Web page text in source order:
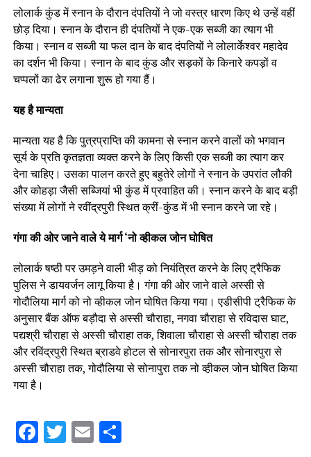
लोलार्क कुंड में स्नान के दौरान दंपतियों ने जो वस्त्र धारण किए थे उन्हें वहीं
छोड़ दिया। स्नान के दौरान ही दंपतियों ने एक-एक सब्जी का त्याग भी
किया। स्नान व सब्जी या फल दान के बाद दंपतियों ने लोलार्केश्वर महादेव
का दर्शन भी किया। स्नान के बाद कुंड और सड़कों के किनारे कपड़ों व
चप्पलों का ढेर लगाना शुरू हो गया हैं।
यह है मान्यता
मान्यता यह है कि पुत्रप्राप्ति की कामना से स्नान करने वालों को भगवान
सूर्य के प्रति कृतज्ञता व्यक्त करने के लिए किसी एक सब्जी का त्याग कर
देना चाहिए। उसका पालन करते हुए बहुतेरे लोगों ने स्नान के उपरांत लौकी
और कोहड़ा जैसी सब्जियां भी कुंड में प्रवाहित की। स्नान करने के बाद बड़ी
संख्या में लोगों ने रवींद्रपुरी स्थित क्रीं-कुंड में भी स्नान करने जा रहे।
गंगा की ओर जाने वाले ये मार्ग ‘नो व्हीकल जोन घोषित
लोलार्क षष्ठी पर उमड़ने वाली भीड़ को नियंत्रित करने के लिए ट्रैफिक
पुलिस ने डायवर्जन लागू किया है। गंगा की ओर जाने वाले अस्सी से
गोदौलिया मार्ग को नो व्हीकल जोन घोषित किया गया। एडीसीपी ट्रैफिक के
अनुसार बैंक ऑफ बड़ौदा से अस्सी चौराहा, नगवा चौराहा से रविदास घाट,
पद्यश्री चौराहा से अस्सी चौराहा तक, शिवाला चौराहा से अस्सी चौराहा तक
और रविंद्रपुरी स्थित ब्राडवे होटल से सोनारपुरा तक और सोनारपुरा से
अस्सी चौराहा तक, गोदौलिया से सोनापुरा तक नो व्हीकल जोन घोषित किया
गया है।
Facebook
Twitter
EmailShare